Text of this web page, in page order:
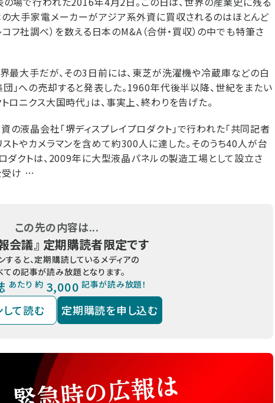
の大手家電メーカーがアジア系外資に買収されるのはほとんど
フ社調べ）を数える日本のM&A（合併・買収）の中でも特筆さ
最大手だが、その3日前には、東芝が洗濯機や冷蔵庫などの白
」への売却すると発表した。1960年代後半以降、世紀をまたい
ロニクス大国時代」は、事実上、終わりを告げた。
液晶会社「堺ディスプレイプロダクト」で行われた「共同記者
トやカメラマンを含めて約300人に達した。そのうち40人が台
ダクトは、2009年に大型液晶パネルの製造工場として設立さ
受け …
この先の内容は...
会議』 定期購読者限定です
すると、定期購読しているメディアの
ての記事が読み放題となります。
あたり 約 3,000 記事が読み放題！
して読む 定期購読を申し込む